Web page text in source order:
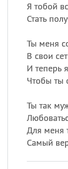
Я тобой
Стать
Ты меня
В свои
И теперь
Чтобы ты
Ты так
Для меня
Самый